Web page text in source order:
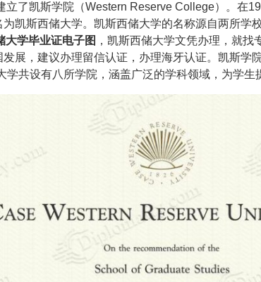
立了凯斯学院（Western Reserve College）。在
凯斯西储大学。凯斯西储大学的名称源自两所学
大学毕业证电子图 ，凯斯西储大学文凭办理，就
展，建议办理留信认证，办理海牙认证。凯斯学
学共设有八所学院，涵盖广泛的学科领域，为学生